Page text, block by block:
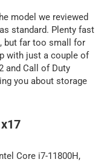
model we reviewed
standard. Plenty fast
but far too small for
with just a couple of
and Call of Duty
you about storage
Core i7-11800H,